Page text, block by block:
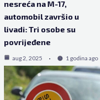
nesreća na M-17,
automobil završio u
livadi: Tri osobe su
povrijeđene
aug 2, 2025 1 godina ago